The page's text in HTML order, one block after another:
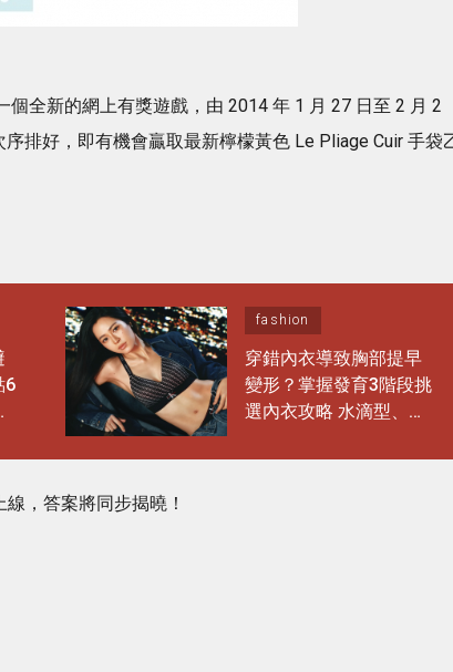
全新的網上有獎遊戲，由 2014 年 1 月 27 日至 2 月 2
排好，即有機會贏取最新檸檬黃色 Le Pliage Cuir 手袋
6
fashion
穿錯內衣導致胸部提早
變形？掌握發育3階段挑
選內衣攻略 水滴型、圓
托不走位！
，答案將同步揭曉！